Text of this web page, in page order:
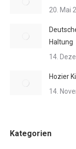
20. Mai
Haltung
14.
Hozier
14.
Kategorien